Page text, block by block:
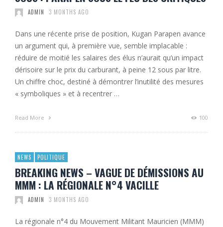
ADMIN 3 MONTHS AGO
Dans une récente prise de position, Kugan Parapen avance
un argument qui, à première vue, semble implacable :
réduire de moitié les salaires des élus n’aurait qu’un impact
dérisoire sur le prix du carburant, à peine 12 sous par litre.
Un chiffre choc, destiné à démontrer l’inutilité des mesures
« symboliques » et à recentrer …
Read More 100
NEWS POLITIQUE
BREAKING NEWS – VAGUE DE DÉMISSIONS AU
MMM : LA RÉGIONALE N°4 VACILLE
ADMIN 3 MONTHS AGO
La régionale n°4 du Mouvement Militant Mauricien (MMM)